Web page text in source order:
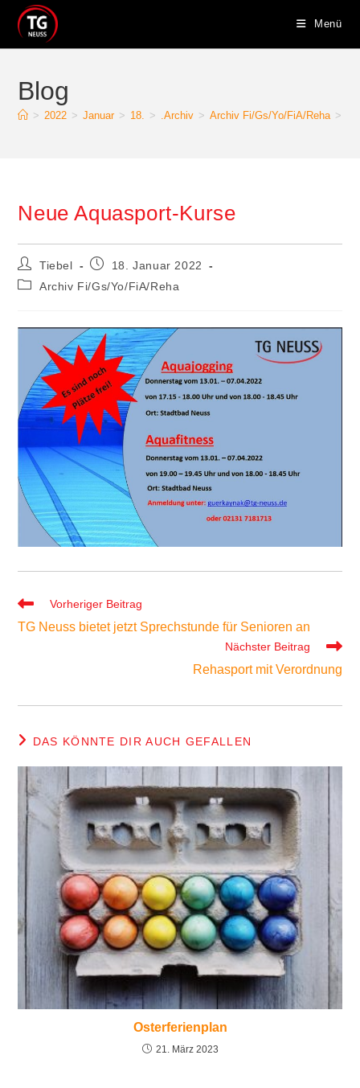
Inhalt
springen
Menü
Blog
> 2022 > Januar > 18. > .Archiv > Archiv Fi/Gs/Yo/FiA/Reha >
Neue Aquasport-Kurse
Beitrags-
Autor:
Tiebel
Beitrag18. Januar 2022
Beitrags-
Archiv Fi/Gs/Yo/FiA/Reha
Weitere
ansehen
Vorheriger Beitrag
TG Neuss bietet jetzt Sprechstunde für Senioren an
Nächster Beitrag
Rehasport mit Verordnung
DAS KÖNNTE DIR AUCH GEFALLEN
Osterferienplan
21. März 2023